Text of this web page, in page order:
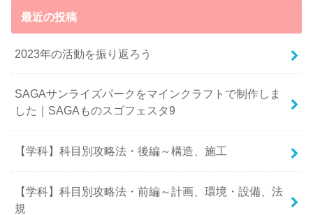
最近の投稿
2023年の活動を振り返ろう
SAGAサンライズパークをマインクラフトで制作しま
した｜SAGAものスゴフェスタ9
【学科】科目別攻略法・後編～構造、施工
【学科】科目別攻略法・前編～計画、環境・設備、法
規